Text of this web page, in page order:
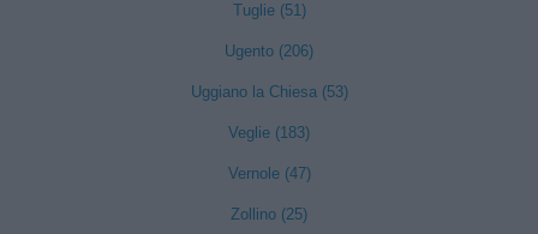
Tuglie (51)
Ugento (206)
Uggiano la Chiesa (53)
Veglie (183)
Vernole (47)
Zollino (25)